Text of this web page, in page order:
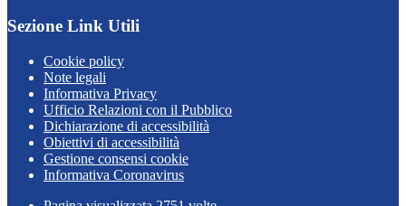
Sezione Link Utili
Cookie policy
Note legali
Informativa Privacy
Ufficio Relazioni con il Pubblico
Dichiarazione di accessibilità
Obiettivi di accessibilità
Gestione consensi cookie
Informativa Coronavirus